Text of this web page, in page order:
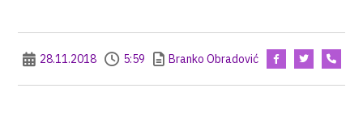
28.11.2018 5:59 Branko Obradović